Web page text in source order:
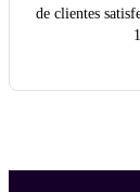
de clientes